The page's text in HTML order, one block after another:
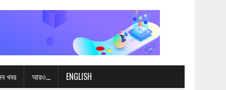
খবর আরও… ENGLISH